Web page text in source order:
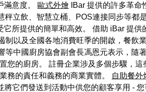
滿意度。
歐式外燴 IBar 提供的許多革
立飲、智慧立桶、POS連接同步等都
所提供的簡單和高效。 借助 iBar 提供
以及全國各地消費旺季的開啟，餐飲
中國廚房協會副會長馮恩元表示，隨
您的廚房。 註冊企業涉及多個步驟，這
務的責任和義務的商業實體。
自助餐外
它們發送到活動中供您的顧客享用 - 您